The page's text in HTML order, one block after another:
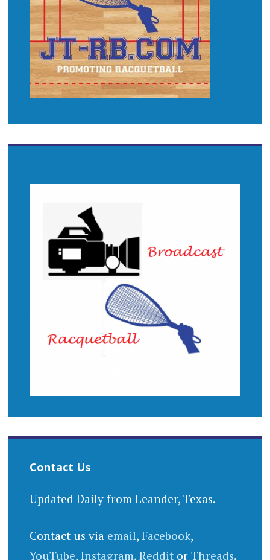
Contact Us
Updated Daily from Leander, Texas.
Contact us via email, Facebook,
YouTube, Instagram, Redditor Threads.